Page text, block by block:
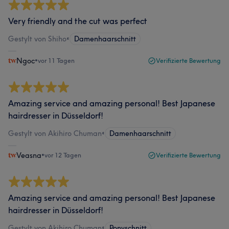
Very friendly and the cut was perfect
Gestylt von Shiho• Damenhaarschnitt
Ngoc•vor 11 Tagen Verifizierte Bewertung
Amazing service and amazing personal! Best Japanese
hairdresser in Düsseldorf!
Gestylt von Akihiro Chuman• Damenhaarschnitt
Veasna•vor 12 Tagen Verifizierte Bewertung
Amazing service and amazing personal! Best Japanese
hairdresser in Düsseldorf!